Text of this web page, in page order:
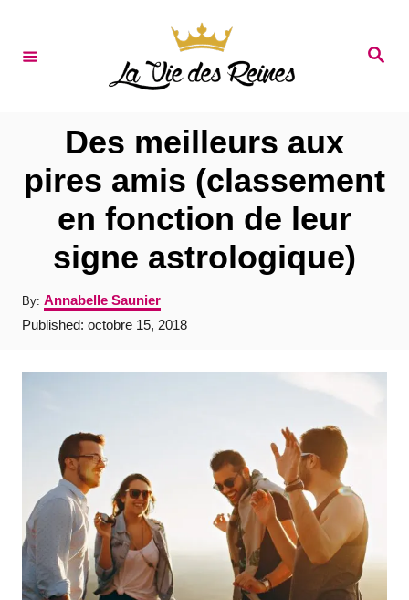
S
Des meilleurs aux
pires amis (classement
en fonction de leur
signe astrologique)
By: A
u
t
o
Annabelle Saunier
P
Published: octobre 15, 2018